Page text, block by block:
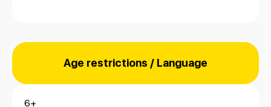
Age restrictions / Language
6+